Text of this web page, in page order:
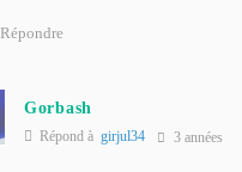
Répondre
Gorbash
Répond à girjul34 3 années